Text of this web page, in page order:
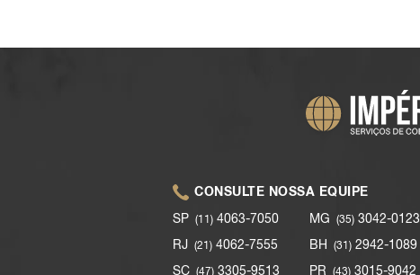
CONSULTE NOSSA EQUIPE
SP (11) 4063-7050
RJ (21) 4062-7555
SC (47) 3305-9513
MG (35) 3042-0123
BH (31) 2942-1089
PR (43) 3015-9042